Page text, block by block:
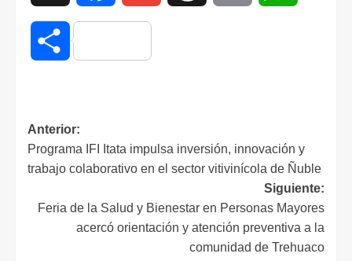
Compartir
Anterior:
Programa IFI Itata impulsa inversión, innovación y
trabajo colaborativo en el sector vitivinícola de Ñuble
Siguiente:
Feria de la Salud y Bienestar en Personas Mayores
acercó orientación y atención preventiva a la
comunidad de Trehuaco